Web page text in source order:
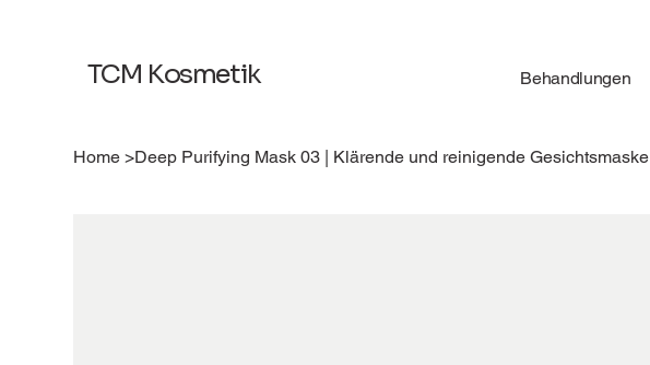
TCM Kosmetik Behandlungen
Home >Deep Purifying Mask 03 | Klärende und reinigende Gesichtsmaske